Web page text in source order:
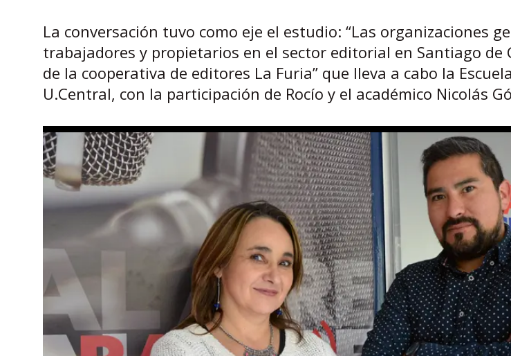
La conversación tuvo como eje el estudio: “Las organizaciones
trabajadores y propietarios en el sector editorial en Santiago de
de la cooperativa de editores La Furia” que lleva a cabo la
U.Central, con la participación de Rocío y el académico Nicolás